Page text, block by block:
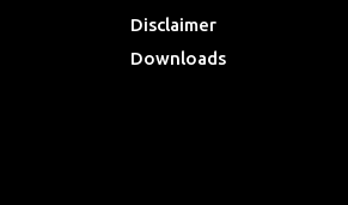
Disclaimer
Downloads